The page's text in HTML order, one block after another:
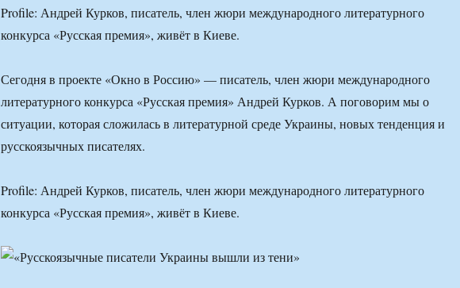
Profile: Андрей Курков, писатель, член жюри международного литературного
конкурса «Русская премия», живёт в Киеве.
Сегодня в проекте «Окно в Россию» — писатель, член жюри международного
литературного конкурса «Русская премия» Андрей Курков. А поговорим мы о
ситуации, которая сложилась в литературной среде Украины, новых тенденция и
русскоязычных писателях.
Profile: Андрей Курков, писатель, член жюри международного литературного
конкурса «Русская премия», живёт в Киеве.